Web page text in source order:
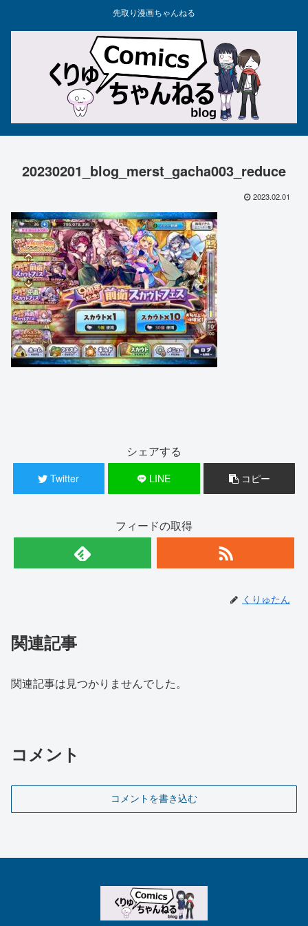
先取り漫画ちゃんねる
20230201_blog_merst_gacha003_reduce
2023.02.01
シェアする
Twitter LINE コピー
フィードの取得
くりゅたん
関連記事
関連記事は見つかりませんでした。
コメント
コメントを書き込む